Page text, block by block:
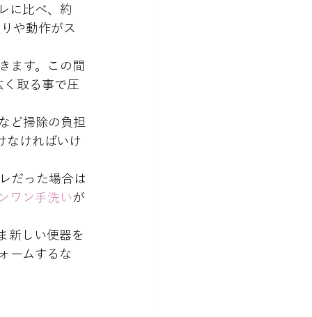
に比べ、約
や動作がス
ます。この間
く取る事で圧
ど掃除の負担
なければいけ
だった場合は
ワン手洗いが
新しい便器を
ームするな